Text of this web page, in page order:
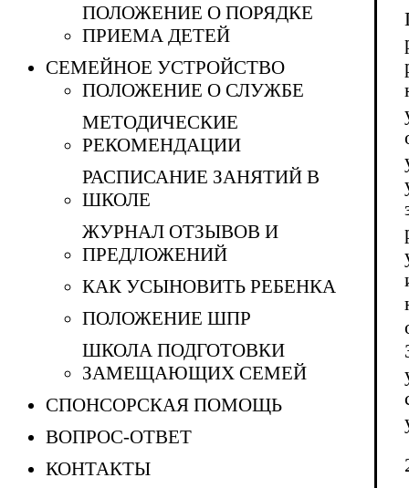
ПОЛОЖЕНИЕ О ПОРЯДКЕ
ПРИЕМА ДЕТЕЙ
СЕМЕЙНОЕ УСТРОЙСТВО
ПОЛОЖЕНИЕ О СЛУЖБЕ
МЕТОДИЧЕСКИЕ
РЕКОМЕНДАЦИИ
РАСПИСАНИЕ ЗАНЯТИЙ В
ШКОЛЕ
ЖУРНАЛ ОТЗЫВОВ И
ПРЕДЛОЖЕНИЙ
КАК УСЫНОВИТЬ РЕБЕНКА
ПОЛОЖЕНИЕ ШПР
ШКОЛА ПОДГОТОВКИ
ЗАМЕЩАЮЩИХ СЕМЕЙ
СПОНСОРСКАЯ ПОМОЩЬ
ВОПРОС-ОТВЕТ
КОНТАКТЫ